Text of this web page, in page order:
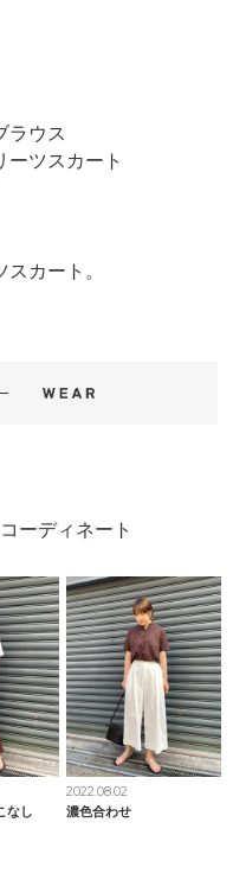
ラウス
ツスカート
カート。
ーディネート
なし
2022.08.02
濃色合わせ